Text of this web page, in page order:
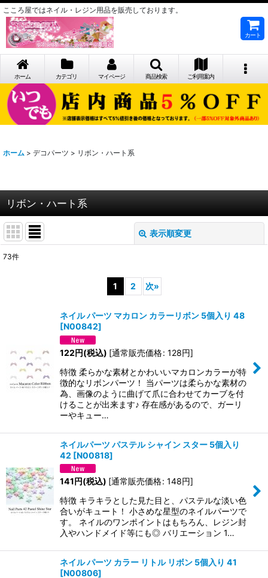
こころ屋ではネイル・レジン用品を販売しております。
カート
ホーム カテゴリ マイページ 商品検索 ご利用案内
ホーム > デコパーツ > リボン・ハート系
リボン・ハート系
表示順変更
73件
1 2 次»
ネイル パーツ マカロン カラーリボン 5個入り 48
[N00842]
122円(税込) [通常販売価格: 128円]
特徴 柔らかな素材とかわいいマカロンカラーが特
徴的なリボンパーツ！ 当パーツは柔らかな素材の
為、画像のように曲げて爪に合わせてカーブを付
けることが出来ます♪ 存在感があるので、ガーリ
ーやキュー…
ネイルパーツ パステル シャイン スター 5個入り
42 [N00818]
141円(税込) [通常販売価格: 148円]
特徴 キラキラとした見た目と、パステルな淡い色
合いがキュート！ 小さめな星型のネイルパーツで
す。 ネイルのワンポイントはもちろん、レジン封
入やハンドメイド等にも◎ バリエーション 1…
ネイル パーツ カラー リトル リボン 5個入り 41
[N00806]